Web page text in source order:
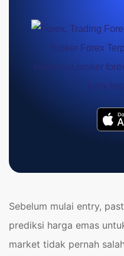
Sebelum mulai entry,
prediksi harga emas
market tidak pernah